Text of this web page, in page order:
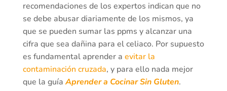
recomendaciones de los expertos indican que no
se debe abusar diariamente de los mismos, ya
que se pueden sumar las ppms y alcanzar una
cifra que sea dañina para el celiaco. Por supuesto
es fundamental aprender a evitar la
contaminación cruzada, y para ello nada mejor
que la guía Aprender a Cocinar Sin Gluten.